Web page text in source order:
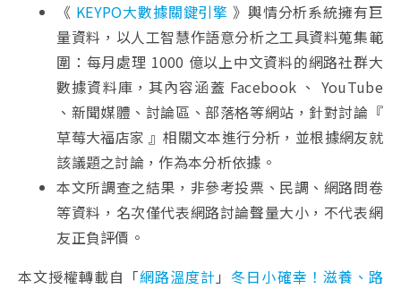
《 KEYPO大數據關鍵引擎 》輿情分析系統擁有巨
量資料，以人工智慧作語意分析之工具資料蒐集範
圍：每月處理 1000 億以上中文資料的網路社群大
數據資料庫，其內容涵蓋 Facebook 、 YouTube
、新聞媒體、討論區、部落格等網站，針對討論『
草莓大福店家 』相關文本進行分析，並根據網友就
該議題之討論，作為本分析依據。
本文所調查之結果，非參考投票、民調、網路問卷
等資料，名次僅代表網路討論聲量大小，不代表網
友正負評價。
本文授權轉載自「網路溫度計 」冬日小確幸！滋養、路